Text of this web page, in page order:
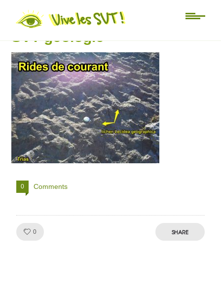
ride de courant Alpe dHuez
SVT géologie
0 Comments
0 SHARE